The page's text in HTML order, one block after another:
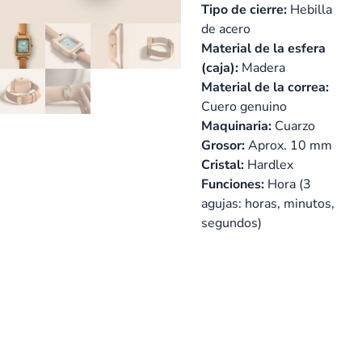
Tipo de cierre: Hebilla
de acero
Material de la esfera
(caja): Madera
Material de la correa:
Cuero genuino
Maquinaria: Cuarzo
Grosor:Aprox. 10 mm
Cristal: Hardlex
Funciones: Hora (3
agujas: horas, minutos,
segundos)